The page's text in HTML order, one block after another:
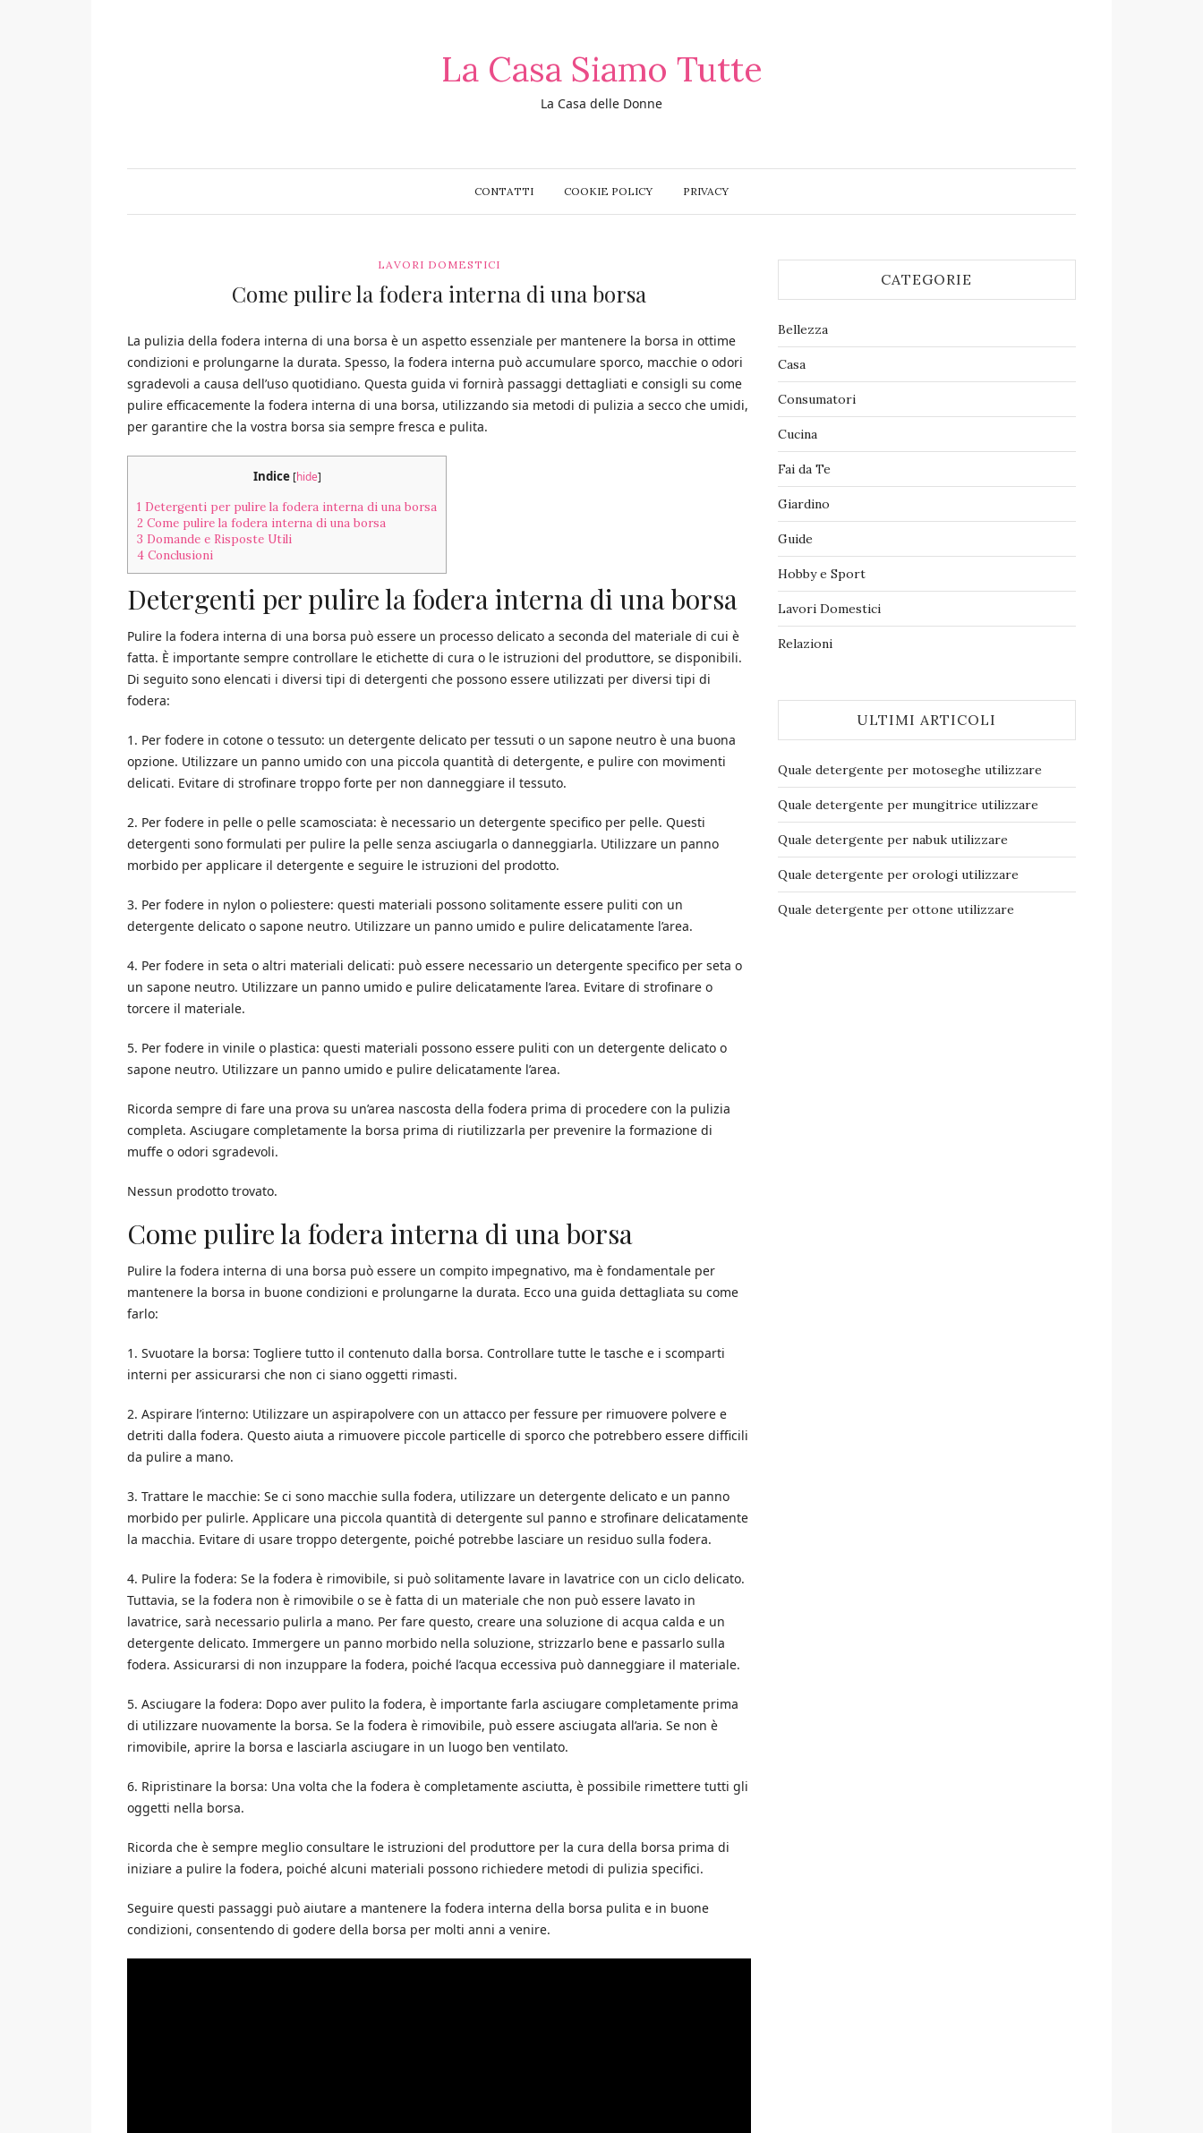
La Casa Siamo Tutte
La Casa delle Donne
CONTATTI COOKIE POLICY PRIVACY
LAVORI DOMESTICI
Come pulire la fodera interna di una borsa
La pulizia della fodera interna di una borsa è un aspetto essenziale per mantenere la borsa in ottime
condizioni e prolungarne la durata. Spesso, la fodera interna può accumulare sporco, macchie o odori
sgradevoli a causa dell’uso quotidiano. Questa guida vi fornirà passaggi dettagliati e consigli su come
pulire efficacemente la fodera interna di una borsa, utilizzando sia metodi di pulizia a secco che umidi,
per garantire che la vostra borsa sia sempre fresca e pulita.
Indice [hide]
1 Detergenti per pulire la fodera interna di una borsa
2 Come pulire la fodera interna di una borsa
3 Domande e Risposte Utili
4 Conclusioni
Detergenti per pulire la fodera interna di una borsa
Pulire la fodera interna di una borsa può essere un processo delicato a seconda del materiale di cui è
fatta. È importante sempre controllare le etichette di cura o le istruzioni del produttore, se disponibili.
Di seguito sono elencati i diversi tipi di detergenti che possono essere utilizzati per diversi tipi di
fodera:
1. Per fodere in cotone o tessuto: un detergente delicato per tessuti o un sapone neutro è una buona
opzione. Utilizzare un panno umido con una piccola quantità di detergente, e pulire con movimenti
delicati. Evitare di strofinare troppo forte per non danneggiare il tessuto.
2. Per fodere in pelle o pelle scamosciata: è necessario un detergente specifico per pelle. Questi
detergenti sono formulati per pulire la pelle senza asciugarla o danneggiarla. Utilizzare un panno
morbido per applicare il detergente e seguire le istruzioni del prodotto.
3. Per fodere in nylon o poliestere: questi materiali possono solitamente essere puliti con un
detergente delicato o sapone neutro. Utilizzare un panno umido e pulire delicatamente l’area.
4. Per fodere in seta o altri materiali delicati: può essere necessario un detergente specifico per seta o
un sapone neutro. Utilizzare un panno umido e pulire delicatamente l’area. Evitare di strofinare o
torcere il materiale.
5. Per fodere in vinile o plastica: questi materiali possono essere puliti con un detergente delicato o
sapone neutro. Utilizzare un panno umido e pulire delicatamente l’area.
Ricorda sempre di fare una prova su un’area nascosta della fodera prima di procedere con la pulizia
completa. Asciugare completamente la borsa prima di riutilizzarla per prevenire la formazione di
muffe o odori sgradevoli.
Nessun prodotto trovato.
Come pulire la fodera interna di una borsa
Pulire la fodera interna di una borsa può essere un compito impegnativo, ma è fondamentale per
mantenere la borsa in buone condizioni e prolungarne la durata. Ecco una guida dettagliata su come
farlo:
1. Svuotare la borsa: Togliere tutto il contenuto dalla borsa. Controllare tutte le tasche e i scomparti
interni per assicurarsi che non ci siano oggetti rimasti.
2. Aspirare l’interno: Utilizzare un aspirapolvere con un attacco per fessure per rimuovere polvere e
detriti dalla fodera. Questo aiuta a rimuovere piccole particelle di sporco che potrebbero essere difficili
da pulire a mano.
3. Trattare le macchie: Se ci sono macchie sulla fodera, utilizzare un detergente delicato e un panno
morbido per pulirle. Applicare una piccola quantità di detergente sul panno e strofinare delicatamente
la macchia. Evitare di usare troppo detergente, poiché potrebbe lasciare un residuo sulla fodera.
4. Pulire la fodera: Se la fodera è rimovibile, si può solitamente lavare in lavatrice con un ciclo delicato.
Tuttavia, se la fodera non è rimovibile o se è fatta di un materiale che non può essere lavato in
lavatrice, sarà necessario pulirla a mano. Per fare questo, creare una soluzione di acqua calda e un
detergente delicato. Immergere un panno morbido nella soluzione, strizzarlo bene e passarlo sulla
fodera. Assicurarsi di non inzuppare la fodera, poiché l’acqua eccessiva può danneggiare il materiale.
5. Asciugare la fodera: Dopo aver pulito la fodera, è importante farla asciugare completamente prima
di utilizzare nuovamente la borsa. Se la fodera è rimovibile, può essere asciugata all’aria. Se non è
rimovibile, aprire la borsa e lasciarla asciugare in un luogo ben ventilato.
6. Ripristinare la borsa: Una volta che la fodera è completamente asciutta, è possibile rimettere tutti gli
oggetti nella borsa.
Ricorda che è sempre meglio consultare le istruzioni del produttore per la cura della borsa prima di
iniziare a pulire la fodera, poiché alcuni materiali possono richiedere metodi di pulizia specifici.
Seguire questi passaggi può aiutare a mantenere la fodera interna della borsa pulita e in buone
condizioni, consentendo di godere della borsa per molti anni a venire.
CATEGORIE
Bellezza
Casa
Consumatori
Cucina
Fai da Te
Giardino
Guide
Hobby e Sport
Lavori Domestici
Relazioni
ULTIMI ARTICOLI
Quale detergente per motoseghe​ utilizzare
Quale detergente per mungitrice​ utilizzare
Quale detergente per nabuk​ utilizzare
Quale detergente per orologi​ utilizzare
Quale detergente per ottone​ utilizzare